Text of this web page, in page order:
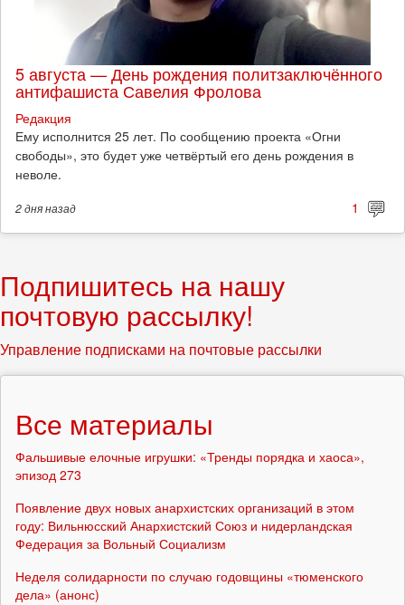
5 августа — День рождения политзаключённого
антифашиста Савелия Фролова
Редакция
Ему исполнится 25 лет. По сообщению проекта «Огни
свободы», это будет уже четвёртый его день рождения в
неволе.
2 дняназад 1
Подпишитесь на нашу
почтовую рассылку!
Управление подписками на почтовые рассылки
Все материалы
Фальшивые елочные игрушки: «Тренды порядка и хаоса»,
эпизод 273
Появление двух новых анархистских организаций в этом
году: Вильнюсский Анархистский Союз и нидерландская
Федерация за Вольный Социализм
Неделя солидарности по случаю годовщины «тюменского
дела» (анонс)